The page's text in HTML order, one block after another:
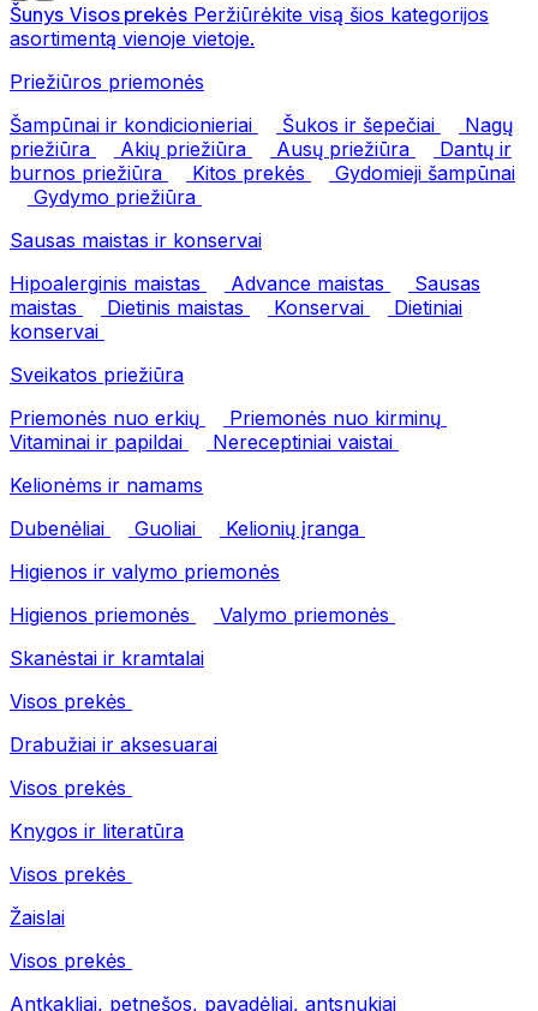
Šunys Visos prekės Peržiūrėkite visą šios kategorijos
asortimentą vienoje vietoje.
Priežiūros priemonės
Šampūnai ir kondicionieriai
Šukos ir šepečiai
Nagų
priežiūra
Akių priežiūra Ausų priežiūra
Dantų ir
burnos priežiūra
Kitos prekės
Gydomieji šampūnai
Gydymo priežiūra
Sausas maistas ir konservai
Hipoalerginis maistas
Advance maistas
Sausas
maistas
Dietinis maistas Konservai
Dietiniai
konservai
Sveikatos priežiūra
Priemonės nuo erkių
Priemonės nuo kirminų
Vitaminai ir papildai
Nereceptiniai vaistai
Kelionėms ir namams
Dubenėliai
Guoliai
Kelionių įranga
Higienos ir valymo priemonės
Higienos priemonės
Valymo priemonės
Skanėstai ir kramtalai
Visos prekės
Drabužiai ir aksesuarai
Visos prekės
Knygos ir literatūra
Visos prekės
Žaislai
Visos prekės
Antkakliai, petnešos, pavadėliai, antsnukiai